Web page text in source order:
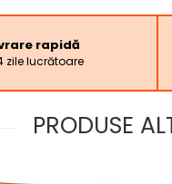
rapidă
zile lucrătoare
PRODUSE